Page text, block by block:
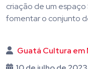
criação de um
fomentar o conjunto
Guatá Cultura